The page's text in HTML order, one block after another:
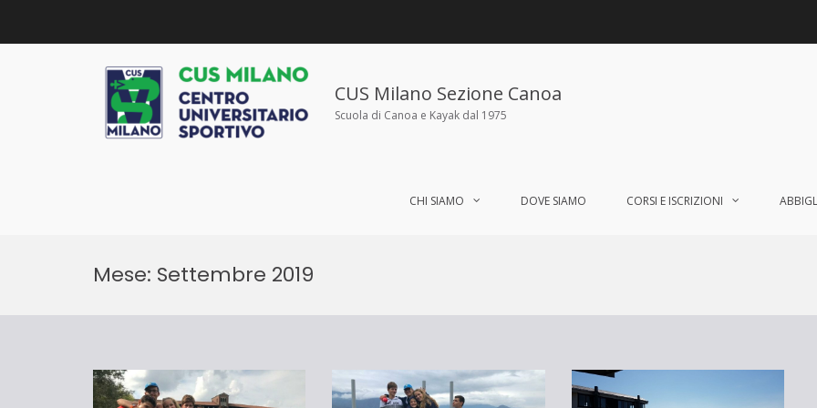
contenuto
CUS Milano Sezione Canoa
Scuola di Canoa e Kayak dal 1975
CHI SIAMO DOVE SIAMO CORSI E ISCRIZIONI
Mese: Settembre 2019